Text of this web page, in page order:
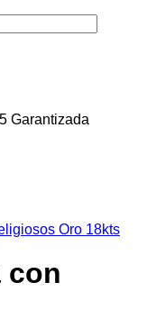
Garantizada
Oro 18kts
con